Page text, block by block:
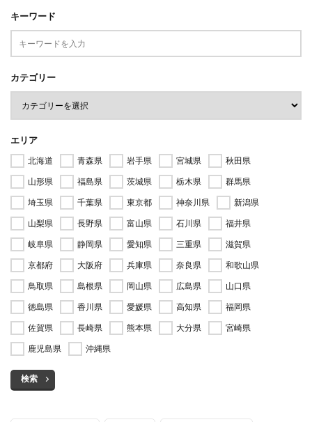
キーワード
カテゴリー
エリア
北海道 青森県 岩手県 宮城県
秋田県
山形県
福島県 茨城県 栃木県
群馬県
埼玉県
千葉県 東京都 神奈川県
新潟県
山梨県
長野県 富山県 石川県
福井県
岐阜県
静岡県 愛知県 三重県
滋賀県
京都府
大阪府 兵庫県 奈良県
和歌山県
鳥取県
島根県 岡山県 広島県
山口県
徳島県
香川県 愛媛県 高知県
福岡県
佐賀県
長崎県 熊本県 大分県
宮崎県
鹿児島県
沖縄県
検索